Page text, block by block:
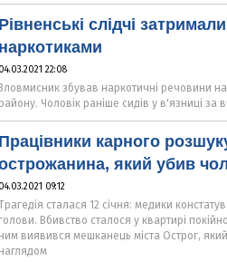
Рівненські слідчі
наркотиками
04.03.2021 22:08
збував наркотичні речовини на
району. Чоловік раніше сидів у в'язниці
Працівники карного
який убив
04.03.2021 09:12
сталася 12 січня: медики
голови. Вбивство сталося у квартирі
ним виявився мешканець міста Острог,
наглядом